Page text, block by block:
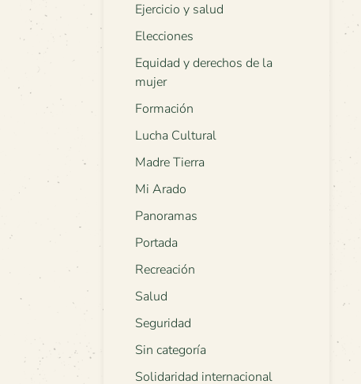
Ejercicio y salud
Elecciones
Equidad y derechos de la
mujer
Formación
Lucha Cultural
Madre Tierra
Mi Arado
Panoramas
Portada
Recreación
Salud
Seguridad
Sin categoría
Solidaridad internacional